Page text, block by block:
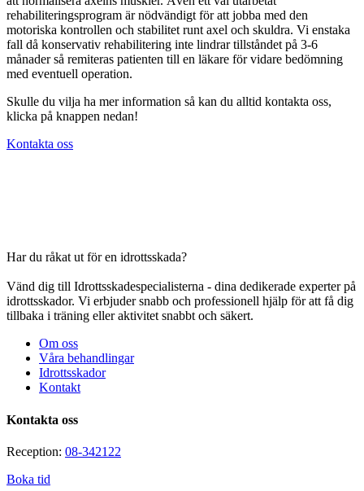
rehabiliteringsprogram är nödvändigt för att jobba med den
motoriska kontrollen och stabilitet runt axel och skuldra. Vi enstaka
fall då konservativ rehabilitering inte lindrar tillståndet på 3-6
månader så remiteras patienten till en läkare för vidare bedömning
med eventuell operation.
Skulle du vilja ha mer information så kan du alltid kontakta oss,
klicka på knappen nedan!
Kontakta oss
Har du råkat ut för en idrottsskada?
Vänd dig till Idrottsskadespecialisterna - dina dedikerade experter på
idrottsskador. Vi erbjuder snabb och professionell hjälp för att få dig
tillbaka i träning eller aktivitet snabbt och säkert.
Om oss
Våra behandlingar
Idrottsskador
Kontakt
Kontakta oss
Reception: 08-342122
Boka tid